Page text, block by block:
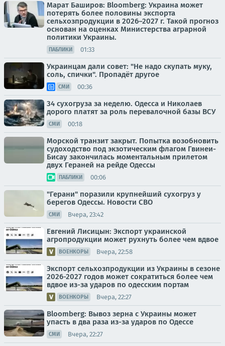
Марат Баширов: Bloomberg: Украина может
потерять более половины экспорта
сельхозпродукции в 2026–2027 г. Такой прогноз
основан на оценках Министерства аграрной
политики Украины.
ПАБЛИКИ 01:33
Украинцам дали совет: "Не надо скупать муку,
соль, спички". Пропадёт другое
СМИ 00:36
34 сухогруза за неделю. Одесса и Николаев
дорого платят за роль перевалочной базы ВСУ
СМИ 00:18
Морской транзит закрыт. Попытка возобновить
судоходство под экзотическим флагом Гвинеи-
Бисау закончилась моментальным прилетом
двух Гераней на рейде Одессы
ПАБЛИКИ 00:06
"Герани" поразили крупнейший сухогруз у
берегов Одессы. Новости СВО
СМИ Вчера, 23:42
Евгений Лисицын: Экспорт украинской
агропродукции может рухнуть более чем вдвое
ВОЕНКОРЫ Вчера, 22:58
Экспорт сельхозпродукции из Украины в сезоне
2026-2027 годов может сократиться более чем
вдвое из-за ударов по одесским портам
ВОЕНКОРЫ Вчера, 22:27
Bloomberg: Вывоз зерна с Украины может
упасть в два раза из-за ударов по Одессе
СМИ Вчера, 22:27